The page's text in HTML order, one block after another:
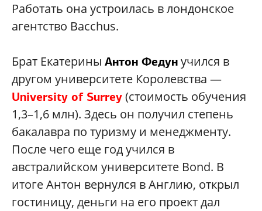
Работать она устроилась в лондонское
агентство Bacchus.
Брат Екатерины Антон Федунучился в
другом университете Королевства —
University of Surrey(стоимость обучения
1,3–1,6 млн). Здесь он получил степень
бакалавра по туризму и менеджменту.
После чего еще год учился в
австралийском университете Bond. В
итоге Антон вернулся в Англию, открыл
гостиницу, деньги на его проект дал